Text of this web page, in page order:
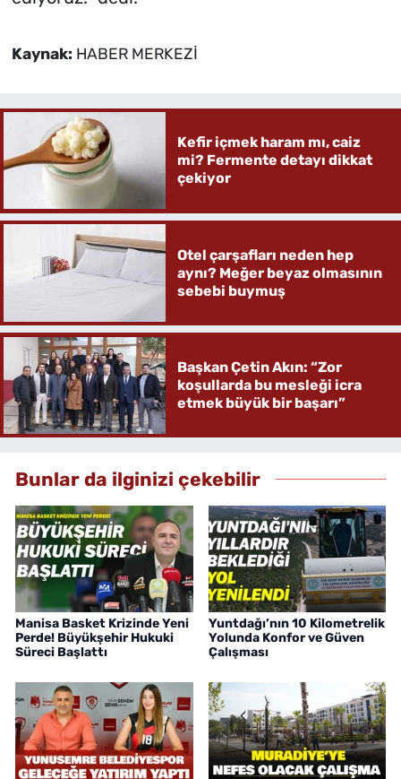
Kaynak: HABER MERKEZİ
Kefir içmek haram mı, caiz
mi? Fermente detayı dikkat
çekiyor
Otel çarşafları neden hep
aynı? Meğer beyaz olmasının
sebebi buymuş
Başkan Çetin Akın: “Zor
koşullarda bu mesleği icra
etmek büyük bir başarı”
Bunlar da ilginizi çekebilir
Manisa Basket Krizinde Yeni
Perde! Büyükşehir Hukuki
Süreci Başlattı
Yuntdağı’nın 10 Kilometrelik
Yolunda Konfor ve Güven
Çalışması